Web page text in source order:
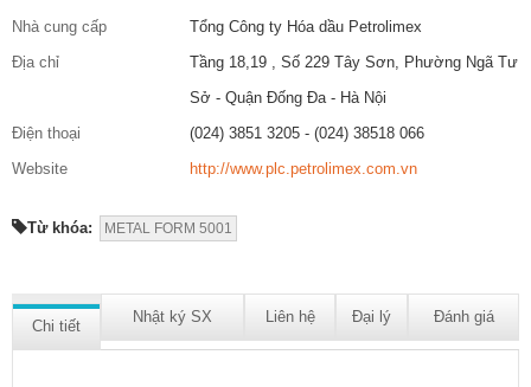
Nhà cung cấp
Tổng Công ty Hóa dầu Petrolimex
Địa chỉ
Tầng 18,19 , Số 229 Tây Sơn, Phường Ngã Tư
Sở - Quận Đống Đa - Hà Nội
Điện thoại
(024) 3851 3205 - (024) 38518 066
Website
http://www.plc.petrolimex.com.vn
Từ khóa: METAL FORM 5001
Chi tiết
Nhật ký SX Liên hệ Đại lý Đánh giá